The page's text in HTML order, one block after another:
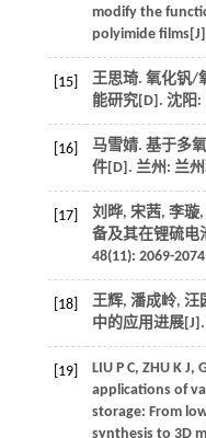
modify the
polyimide
[15]
王思琦. 氧化钒/
能研究[D]. 沈阳:
[16]
马雪婧. 基于多
件[D]. 兰州: 兰
[17] 刘晔, 宋茜, 李璇,
备及其在锂硫电
48(11): 2069-
[18]
王辉, 潘成岭, 汪
中的应用进展[J].
[19] LIU P C, ZHU K J,
applications of
storage: From
synthesis to 3D